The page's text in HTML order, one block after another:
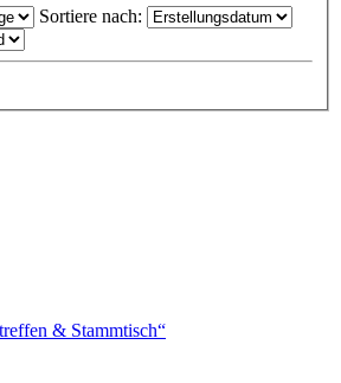
Sortiere nach:
& Stammtisch“